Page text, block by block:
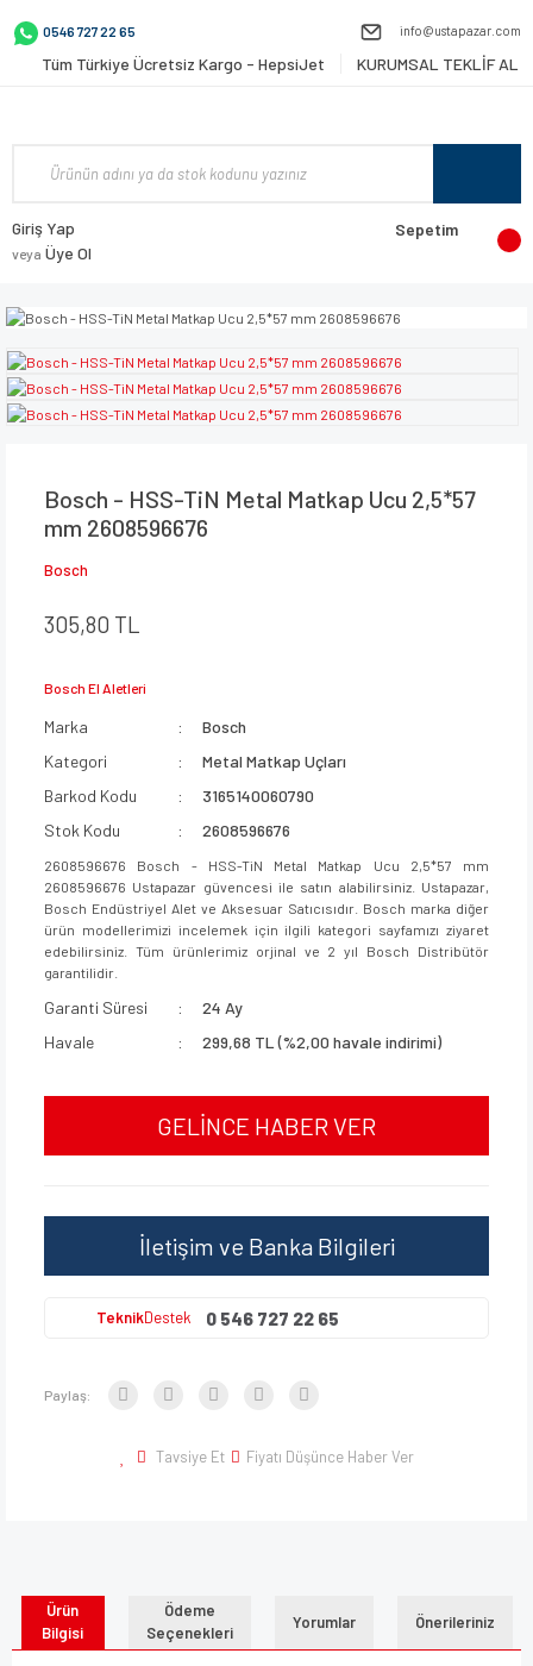
0546 727 22 65 info@ustapazar.com
Tüm Türkiye Ücretsiz Kargo - HepsiJet KURUMSAL TEKLİF AL
Giriş Yap
veya Üye Ol
Sepetim
Bosch - HSS-TiN Metal Matkap Ucu 2,5*57
mm 2608596676
Bosch
305,80 TL
Bosch El Aletleri
Marka
Bosch
Kategori
Metal Matkap Uçları
Barkod Kodu
3165140060790
Stok Kodu
2608596676
2608596676 Bosch - HSS-TiN Metal Matkap Ucu 2,5*57 mm
2608596676 Ustapazar güvencesi ile satın alabilirsiniz. Ustapazar,
Bosch Endüstriyel Alet ve Aksesuar Satıcısıdır. Bosch marka diğer
ürün modellerimizi incelemek için ilgili kategori sayfamızı ziyaret
edebilirsiniz. Tüm ürünlerimiz orjinal ve 2 yıl Bosch Distribütör
garantilidir.
Garanti Süresi
24 Ay
Havale
299,68 TL (%2,00 havale indirimi)
GELİNCE HABER VER
İletişim ve Banka Bilgileri
TeknikDestek 0 546 727 22 65
Paylaş:
Tavsiye Et Fiyatı Düşünce Haber Ver
Ürün
Bilgisi
Ödeme
Seçenekleri
Yorumlar Önerileriniz